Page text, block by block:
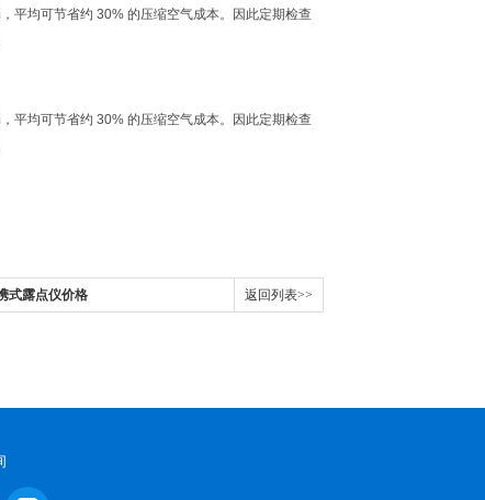
平均可节省约 30% 的压缩空气成本。因此定期检查
平均可节省约 30% 的压缩空气成本。因此定期检查
式露点仪价格 返回列表>>